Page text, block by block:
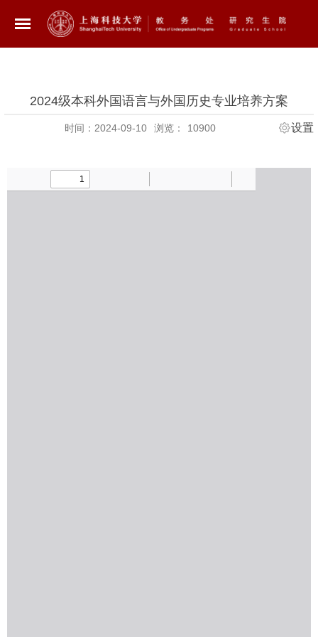
2024级本科外国语言与外国历史专业培养方案
时间：2024-09-10 浏览： 10900 设置